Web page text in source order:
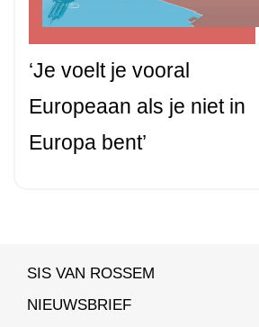
‘Je voelt je vooral
Europeaan als je niet in
Europa bent’
SIS VAN ROSSEM
NIEUWSBRIEF